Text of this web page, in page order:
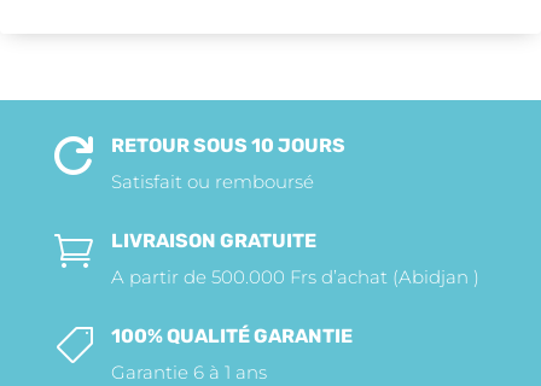

RETOUR SOUS 10 JOURS
Satisfait ou remboursé

LIVRAISON GRATUITE
A partir de 500.000 Frs d’achat (Abidjan )

100% QUALITÉ GARANTIE
Garantie 6 à 1 ans